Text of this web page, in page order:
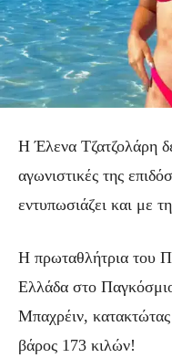
Η Έλενα Τζατζολάρη
αγωνιστικές της
εντυπωσιάζει και με
Η πρωταθλήτρια του
Ελλάδα στο
Μπαχρέιν,
βάρος 173 κιλών!